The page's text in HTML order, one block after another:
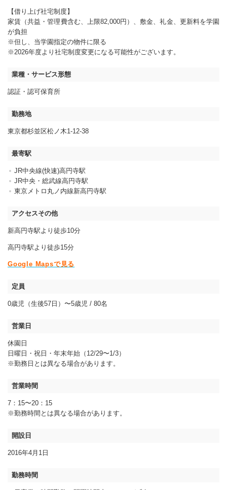
【借り上げ社宅制度】
家賃（共益・管理費含む、上限82,000円）、敷金、礼金、更新料を学園
が負担
※但し、当学園指定の物件に限る
※2026年度より社宅制度変更になる可能性がございます。
業種・サービス形態
認証・認可保育所
勤務地
東京都杉並区松ノ木1-12-38
最寄駅
JR中央線(快速)高円寺駅
JR中央・総武線高円寺駅
東京メトロ丸ノ内線新高円寺駅
アクセスその他
新高円寺駅より徒歩10分
高円寺駅より徒歩15分
Google Mapsで見る
定員
0歳児（生後57日）〜5歳児 / 80名
営業日
休園日
日曜日・祝日・年末年始（12/29〜1/3）
※勤務日とは異なる場合があります。
営業時間
7：15〜20：15
※勤務時間とは異なる場合があります。
開設日
2016年4月1日
勤務時間